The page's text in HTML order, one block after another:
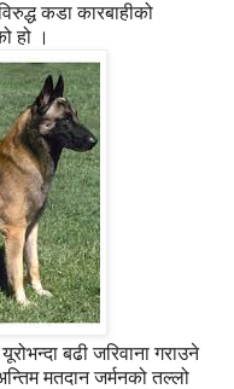
कडा कारबाहीको
हो ।
बढी जरिवाना गराउने
मतदान जर्मनको तल्लो